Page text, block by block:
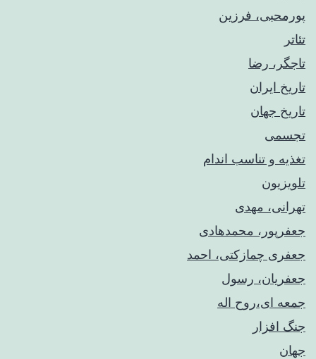
پورمحبی، فرزین
تئاتر
تاجگر، رضا
تاریخ ایران
تاریخ جهان
تجسمی
تغذیه و تناسب اندام
تلویزیون
تهرانی، مهدی
جعفرپور، محمدهادی
جعفری چمازکتی، احمد
جعفریان، رسول
جمعه ای،روح اله
جنگ افزار
جهان